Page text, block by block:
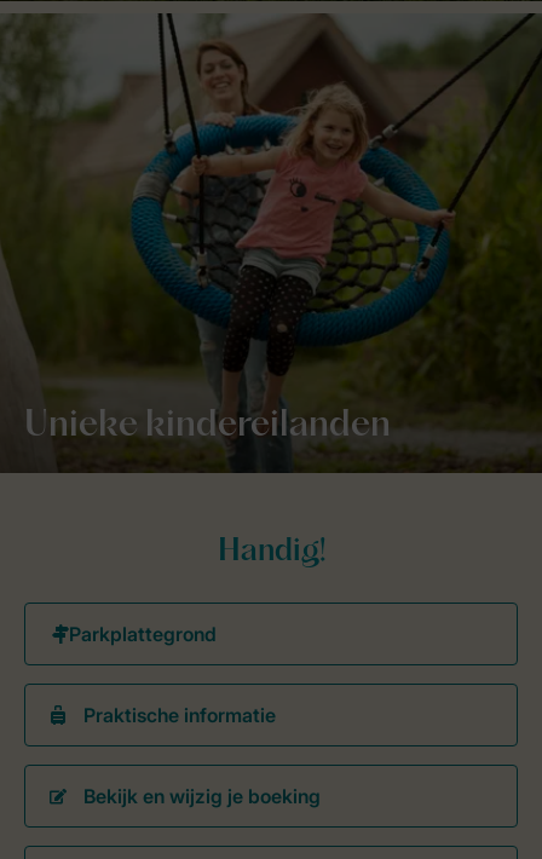
Unieke kindereilanden
Handig!
Praktische informatie
Bekijk en wijzig je boeking